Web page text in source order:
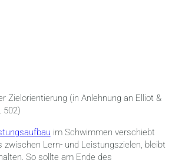
Zielorientierung (in Anlehnung an Elliot &
502)
im Schwimmen verschiebt
zwischen Lern- und Leistungszielen, bleibt
So sollte am Ende des